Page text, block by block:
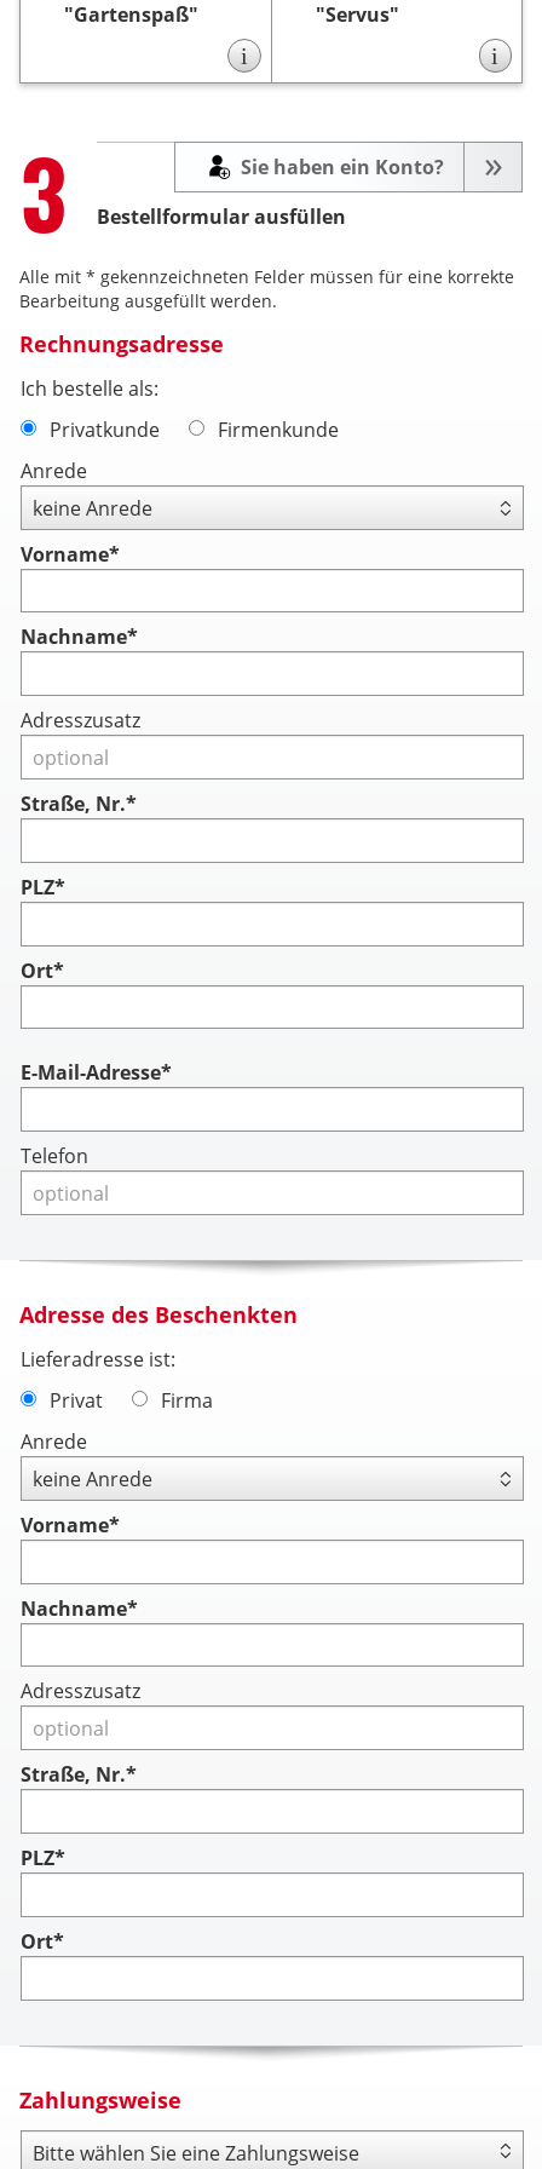
"Gartenspaß"
i
"Servus"
i
Step
3 Bestellformular ausfüllen
Sie haben ein Konto?
Alle mit * gekennzeichneten Felder müssen für eine korrekte
Bearbeitung ausgefüllt werden.
Rechnungsadresse
Ich bestelle als:
Privatkunde
Firmenkunde
Anrede
Vorname*
Nachname*
Adresszusatz
Straße, Nr.*
PLZ*
Ort*
Account
E-Mail-Adresse*
Telefon
Adresse des Beschenkten
Lieferadresse ist:
Privat
Firma
Anrede
Vorname*
Nachname*
Adresszusatz
Straße, Nr.*
PLZ*
Ort*
Zahlungsweise
Zahlungsweise